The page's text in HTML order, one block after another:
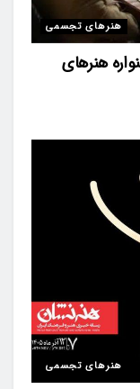
هنرهای تجسمی
هنرهای
هنرهای تجسمی